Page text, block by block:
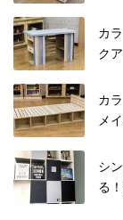
カ
ク
カ
メ
シ
る